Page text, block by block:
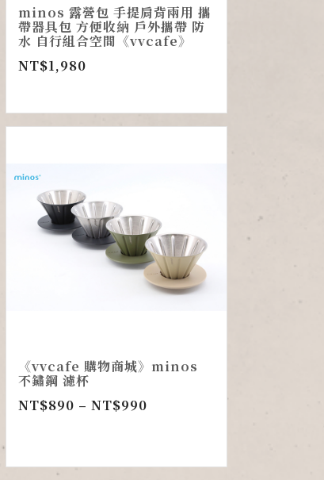
minos 露營包 手提肩背兩用 攜
帶器具包 方便收納 戶外攜帶 防
水 自行組合空間《vvcafe》
NT$1,980
《vvcafe 購物商城》minos
不鏽鋼 濾杯
NT$890 – NT$990